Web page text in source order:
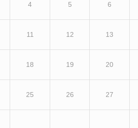
4 5 6
11 12 13
18 19 20
25 26 27